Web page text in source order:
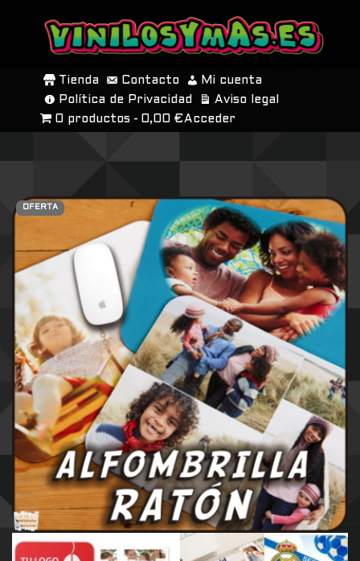
SALTAR
CONTENIDO
Tienda Contacto
Mi cuenta
Política de Privacidad
Aviso legal
0 productos
0,00 € Acceder
OFERTA